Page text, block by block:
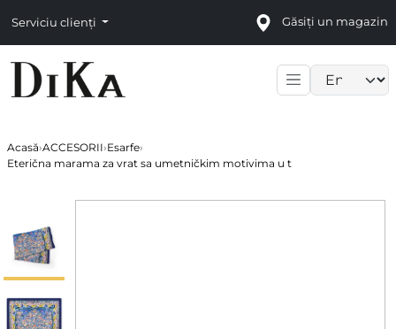
Serviciu clienți Găsiți un magazin
Acasă›ACCESORII›Esarfe›
Eterična marama za vrat sa umetničkim motivima u t